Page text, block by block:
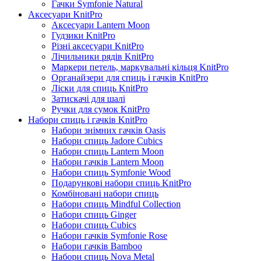
Гачки Symfonie Natural
Аксесуари KnitPro
Аксесуари Lantern Moon
Гудзики KnitPro
Різні аксесуари KnitPro
Лічильники рядів KnitPro
Маркери петель, маркувальні кільця KnitPro
Органайзери для спиць і гачків KnitPro
Ліски для спиць KnitPro
Затискачі для шалі
Ручки для сумок KnitPro
Набори спиць і гачків KnitPro
Набори знімних гачків Oasis
Набори спиць Jadore Cubics
Набори спиць Lantern Moon
Набори гачків Lantern Moon
Набори спиць Symfonie Wood
Подарункові набори спиць KnitPro
Комбіновані набори спиць
Набори спиць Mindful Collection
Набори спиць Ginger
Набори спиць Cubics
Набори гачків Symfonie Rose
Набори гачків Bamboo
Набори спиць Nova Metal